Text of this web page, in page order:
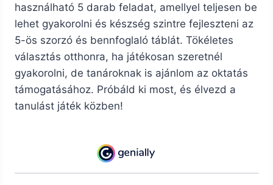
használható 5 darab feladat, amellyel teljesen be
lehet gyakorolni és készség szintre fejleszteni az
5-ös szorzó és bennfoglaló táblát. Tökéletes
választás otthonra, ha játékosan szeretnél
gyakorolni, de tanároknak is ajánlom az oktatás
támogatásához. Próbáld ki most, és élvezd a
tanulást játék közben!